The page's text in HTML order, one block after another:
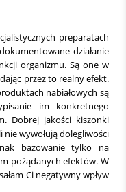
preparatach
działanie
organizmu. Są one w
przez to realny efekt.
nabiałowych są
im konkretnego
Dobrej jakości kiszonki
nie wywołują dolegliwości
bazowanie tylko na
pożądanych efektów. W
Ci negatywny wpływ